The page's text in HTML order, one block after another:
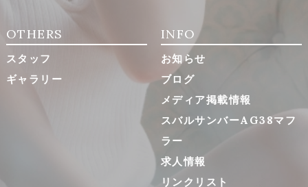
OTHERS
スタッフ
ギャラリー
INFO
お知らせ
ブログ
メディア掲載情報
スバルサンバーAG38マフ
ラー
求人情報
リンクリスト